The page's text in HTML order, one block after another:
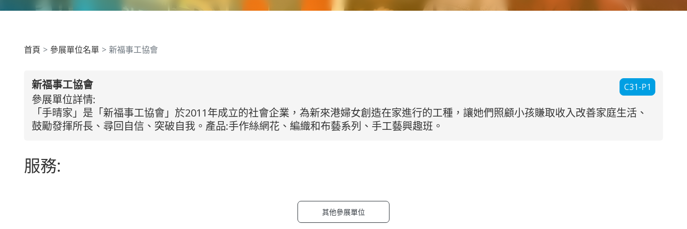
首頁 參展單位名單 新福事工協會
C31-P1
新福事工協會
參展單位詳情:
「手晴家」是「新福事工協會」於2011年成立的社會企業，為新來港婦女創造在家進行的工種，讓她們照顧小孩賺取收入改善家庭生活、
鼓勵發揮所長、尋回自信、突破自我。產品:手作絲網花、編織和布藝系列、手工藝興趣班。
服務:
其他參展單位